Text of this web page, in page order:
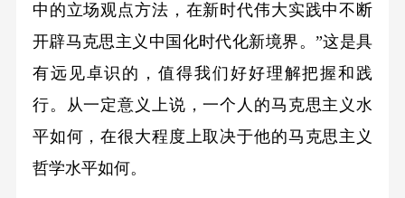
中的立场观点方法，在新时代伟大实践中不断
开辟马克思主义中国化时代化新境界。”这是具
有远见卓识的，值得我们好好理解把握和践
行。从一定意义上说，一个人的马克思主义水
平如何，在很大程度上取决于他的马克思主义
哲学水平如何。